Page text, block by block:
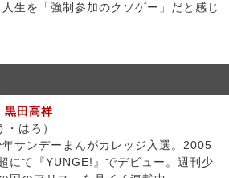
生を「強制参加のクソゲー」だと感じ
黒田高祥
はろ）
サンデーまんがカレッジ入選。2005
にて『YUNGE!』でデビュー。週刊少